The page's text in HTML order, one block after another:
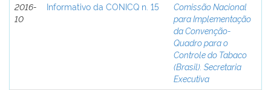
2016-
10
Informativo da CONICQ n. 15
Comissão Nacional
para Implementação
da Convenção-
Quadro para o
Controle do Tabaco
(Brasil). Secretaria
Executiva